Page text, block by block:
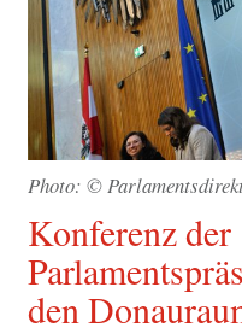
Photo: ©
Konferenz der
den